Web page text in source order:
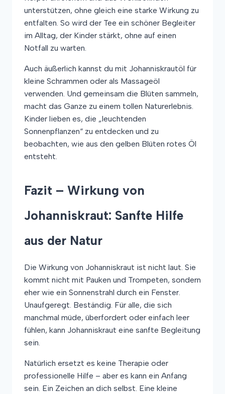
unterstützen, ohne gleich eine starke Wirkung zu
entfalten. So wird der Tee ein schöner Begleiter
im Alltag, der Kinder stärkt, ohne auf einen
Notfall zu warten.
Auch äußerlich kannst du mit Johanniskrautöl für
kleine Schrammen oder als Massageöl
verwenden. Und gemeinsam die Blüten sammeln,
macht das Ganze zu einem tollen Naturerlebnis.
Kinder lieben es, die „leuchtenden
Sonnenpflanzen“ zu entdecken und zu
beobachten, wie aus den gelben Blüten rotes Öl
entsteht.
Fazit – Wirkung von
Johanniskraut: Sanfte Hilfe
aus der Natur
Die Wirkung von Johanniskraut ist nicht laut. Sie
kommt nicht mit Pauken und Trompeten, sondern
eher wie ein Sonnenstrahl durch ein Fenster.
Unaufgeregt. Beständig. Für alle, die sich
manchmal müde, überfordert oder einfach leer
fühlen, kann Johanniskraut eine sanfte Begleitung
sein.
Natürlich ersetzt es keine Therapie oder
professionelle Hilfe – aber es kann ein Anfang
sein. Ein Zeichen an dich selbst. Eine kleine